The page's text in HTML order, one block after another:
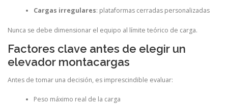
Cargas irregulares: plataformas cerradas personalizadas
Nunca se debe dimensionar el equipo al límite teórico de carga.
Factores clave antes de elegir un
elevador montacargas
Antes de tomar una decisión, es imprescindible evaluar:
Peso máximo real de la carga